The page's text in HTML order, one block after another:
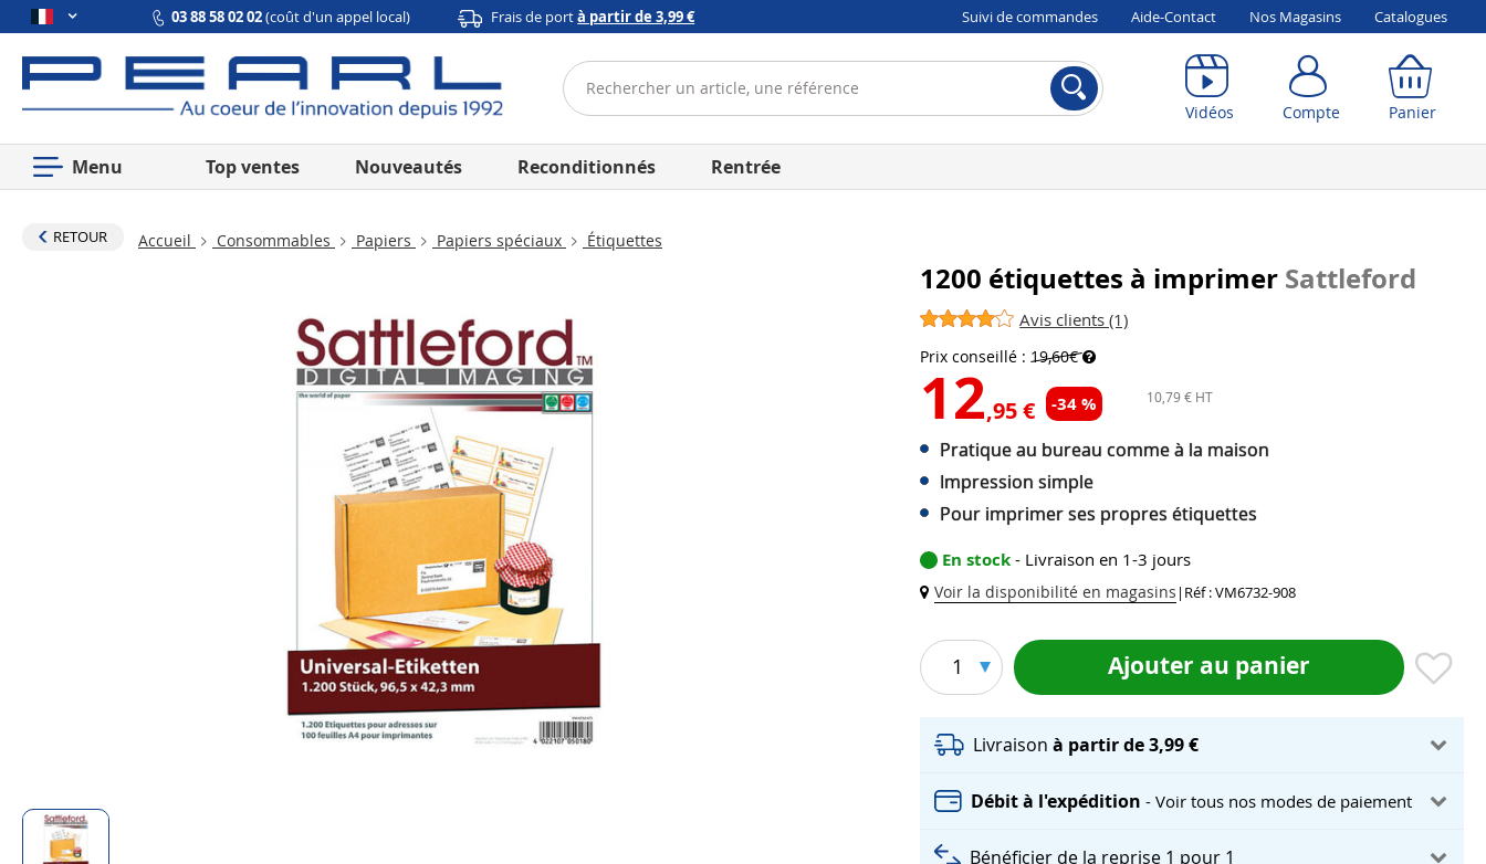
03 88 58 02 02(coût d'un appel local) Frais de portà partir de 3,99 € Suivi de commandes Aide-Contact Nos Magasins Catalogues
Vidéos Compte Panier
Menu Top ventes Nouveautés Reconditionnés Rentrée
RETOUR Accueil Consommables Papiers Papiers spéciaux Étiquettes
1200 étiquettes à imprimer Sattleford
Avis clients (1)
Prix conseillé : 19,60€
12,95 € -34 % 10,79 € HT
Pratique au bureau comme à la maison
Impression simple
Pour imprimer ses propres étiquettes
En stock - Livraison en 1-3 jours
Voir la disponibilité en magasins | Réf : VM6732-908
1 Ajouter au panier
Livraisonà partir de 3,99 €
Débit à l'expédition- Voir tous nos modes de paiement
Bénéficier de la reprise 1 pour 1
Compte Panier